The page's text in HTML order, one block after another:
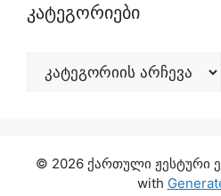
კატეგორიები
© 2026 ქართული ჟესტური
with